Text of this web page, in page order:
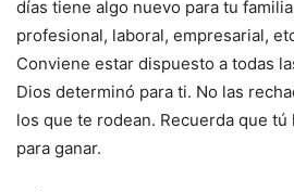
días tiene algo nuevo para tu
profesional, laboral, empresarial,
Conviene estar dispuesto a todas
Dios determinó para ti. No las
los que te rodean. Recuerda que
para ganar.